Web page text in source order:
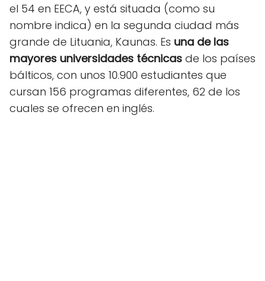
el 54 en EECA, y está situada (como su
nombre indica) en la segunda ciudad más
grande de Lituania, Kaunas. Es una de las
mayores universidades técnicas de los países
bálticos, con unos 10.900 estudiantes que
cursan 156 programas diferentes, 62 de los
cuales se ofrecen en inglés.